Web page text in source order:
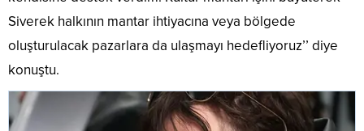
Siverek halkının mantar ihtiyacına veya bölgede
oluşturulacak pazarlara da ulaşmayı hedefliyoruz’’ diye
konuştu.